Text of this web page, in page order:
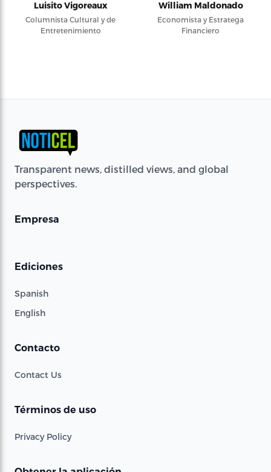
Luisito Vigoreaux
Columnista Cultural y de
Entretenimiento
William Maldonado
Economista y Estratega
Financiero
Transparent news, distilled views, and global
perspectives.
Empresa
Ediciones
Spanish
English
Contacto
Contact Us
Términos de uso
Privacy Policy